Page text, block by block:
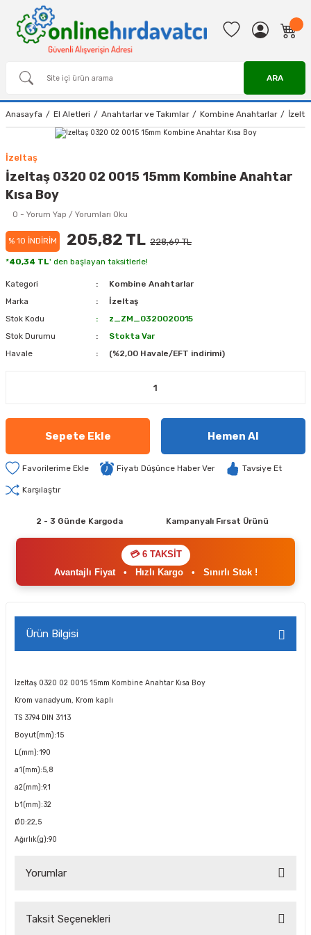
ARA
Anasayfa El Aletleri Anahtarlar ve Takımlar Kombine Anahtarlar
İzeltaş
İzeltaş 0320 02 0015 15mm Kombine Anahtar
Kısa Boy
0 - Yorum Yap / Yorumları Oku
% 10 İNDİRİM 205,82 TL 228,69 TL
*40,34 TL' den başlayan taksitlerle!
Kategori
Kombine Anahtarlar
Marka
İzeltaş
Stok Kodu
z_ZM_0320020015
Stok Durumu
Stokta Var
Havale
(%2,00 Havale/EFT indirimi)
Sepete Ekle Hemen Al
Fiyatı Düşünce Haber Ver Tavsiye Et
Karşılaştır
2 - 3 Günde Kargoda Kampanyalı Fırsat Ürünü
💳 6 TAKSİT
Avantajlı Fiyat• Hızlı Kargo• Sınırlı Stok !
Ürün Bilgisi
İzeltaş 0320 02 0015 15mm Kombine Anahtar Kısa Boy
Krom vanadyum, Krom kaplı
TS 3794 DIN 3113
Boyut(mm):15
L(mm):190
a1(mm):5,8
a2(mm):9,1
b1(mm):32
ØD:22,5
Ağırlık(g):90
Yorumlar
Taksit Seçenekleri